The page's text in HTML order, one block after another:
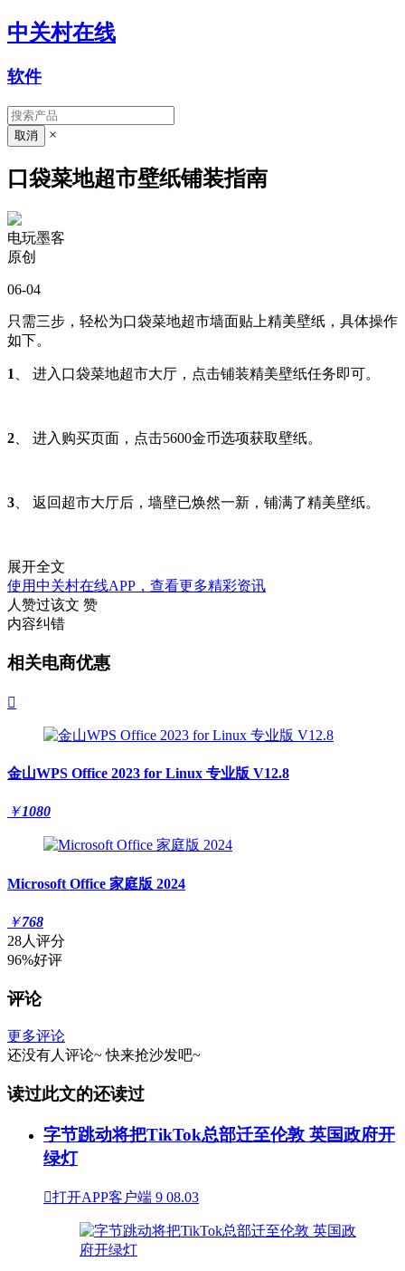
中关村在线
软件
×
口袋菜地超市壁纸铺装指南
电玩墨客
原创
06-04
只需三步，轻松为口袋菜地超市墙面贴上精美壁纸，具体操作
如下。
1 、 进入口袋菜地超市大厅，点击铺装精美壁纸任务即可。
2 、 进入购买页面，点击5600金币选项获取壁纸。
3 、 返回超市大厅后，墙壁已焕然一新，铺满了精美壁纸。
展开全文
使用中关村在线APP，查看更多精彩资讯
人赞过该文 赞
内容纠错
相关电商优惠

金山WPS Office 2023 for Linux 专业版 V12.8
￥1080
Microsoft Office 家庭版 2024
￥768
28人评分
96%好评
评论
更多评论
还没有人评论~ 快来抢沙发吧~
读过此文的还读过
字节跳动将把TikTok总部迁至伦敦 英国政府开
绿灯
打开APP客户端 9 08.03